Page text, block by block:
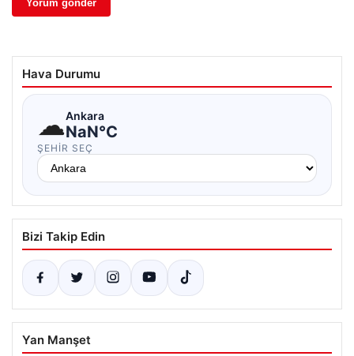
Hava Durumu
☁Ankara
NaN°C
ŞEHIR SEÇ
Bizi Takip Edin
Yan Manşet